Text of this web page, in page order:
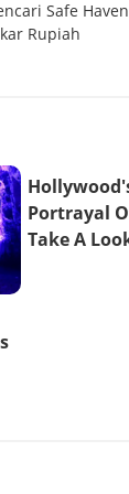
Safe Haven
Rupiah